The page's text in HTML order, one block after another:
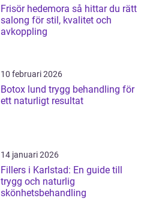
Frisör hedemora så hittar du rätt
salong för stil, kvalitet och
avkoppling
10 februari 2026
Botox lund trygg behandling för
ett naturligt resultat
14 januari 2026
Fillers i Karlstad: En guide till
trygg och naturlig
skönhetsbehandling